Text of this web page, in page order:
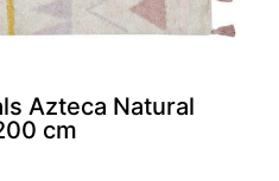
Azteca Natural
cm